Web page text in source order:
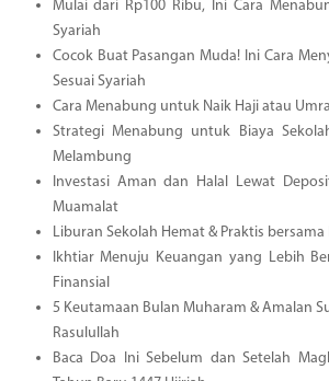
Mulai dari Rp100 Ribu, Ini Cara
Syariah
Cocok Buat Pasangan Muda! Ini Cara
Sesuai Syariah
Cara Menabung untuk Naik Haji atau
Strategi Menabung untuk Biaya
Melambung
Investasi Aman dan Halal Lewat
Muamalat
Liburan Sekolah Hemat & Praktis
Ikhtiar Menuju Keuangan yang Lebih
Finansial
5 Keutamaan Bulan Muharam & Amalan
Rasulullah
Baca Doa Ini Sebelum dan Setelah